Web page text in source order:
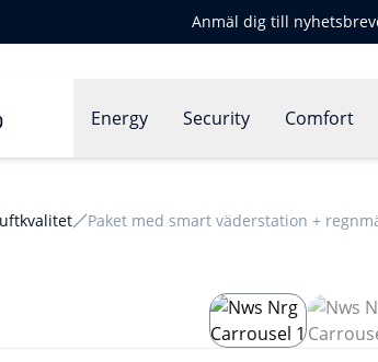
Anmäl dig till
Energy Security Comfort
Paket med smart väderstation +